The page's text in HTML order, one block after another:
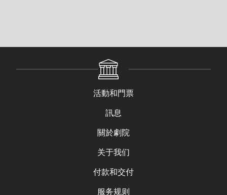
活動和門票
訊息
關於劇院
关于我们
付款和交付
服务规则